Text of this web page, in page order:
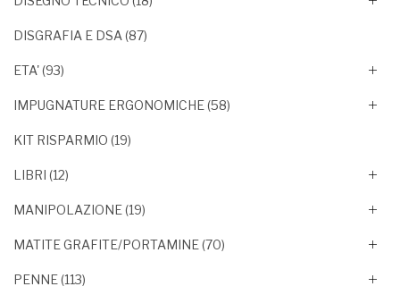
DISGRAFIA E DSA (87)
ETA'(93)
IMPUGNATURE ERGONOMICHE(58)
KIT RISPARMIO (19)
LIBRI (12)
MANIPOLAZIONE(19)
MATITE GRAFITE/PORTAMINE(70)
PENNE(113)